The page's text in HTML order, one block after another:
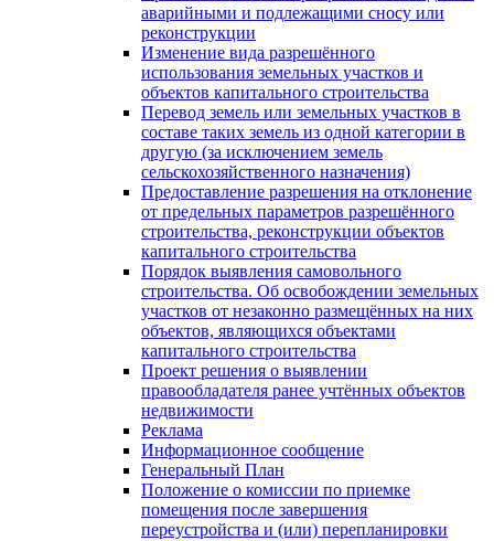
аварийными и подлежащими сносу или
реконструкции
Изменение вида разрешённого
использования земельных участков и
объектов капитального строительства
Перевод земель или земельных участков в
составе таких земель из одной категории в
другую (за исключением земель
сельскохозяйственного назначения)
Предоставление разрешения на отклонение
от предельных параметров разрешённого
строительства, реконструкции объектов
капитального строительства
Порядок выявления самовольного
строительства. Об освобождении земельных
участков от незаконно размещённых на них
объектов, являющихся объектами
капитального строительства
Проект решения о выявлении
правообладателя ранее учтённых объектов
недвижимости
Реклама
Информационное сообщение
Генеральный План
Положение о комиссии по приемке
помещения после завершения
переустройства и (или) перепланировки